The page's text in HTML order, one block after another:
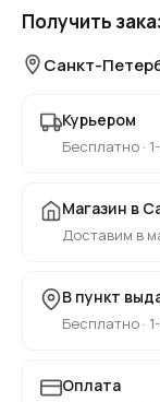
Получить
Санкт-
Курьером
Бесплатно ·
Магазин в
Доставим в
В пункт
Бесплатно ·
Оплата